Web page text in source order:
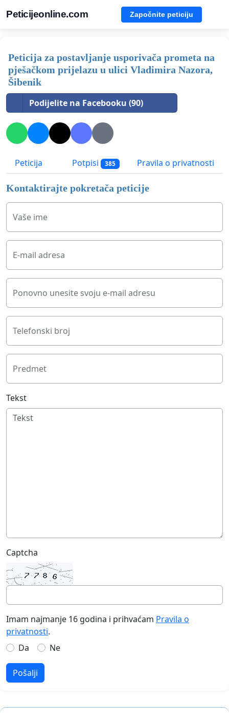
Peticijeonline.com Započnite peticiju
Peticija za postavljanje usporivača prometa na
pješačkom prijelazu u ulici Vladimira Nazora,
Šibenik
Podijelite na Facebooku (90)
Peticija Potpisi 385 Pravila o privatnosti
Kontaktirajte pokretača peticije
Vaše ime
E-mail adresa
Ponovno unesite svoju e-mail adresu
Telefonski broj
Predmet
Tekst
Captcha
Imam najmanje 16 godina i prihvaćam Pravila o
privatnosti.
Da
Ne
Pošalji